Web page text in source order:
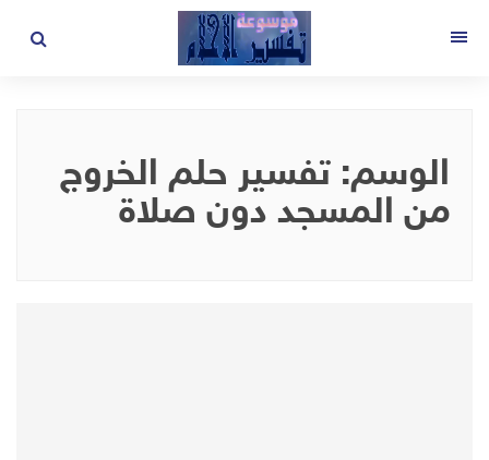
الوسم: تفسير حلم الخروج
من المسجد دون صلاة